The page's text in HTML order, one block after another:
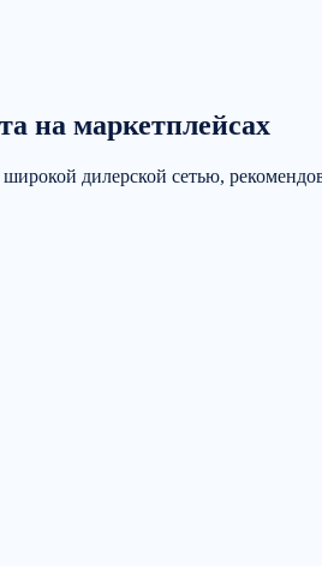
на маркетплейсах
дилерской сетью,